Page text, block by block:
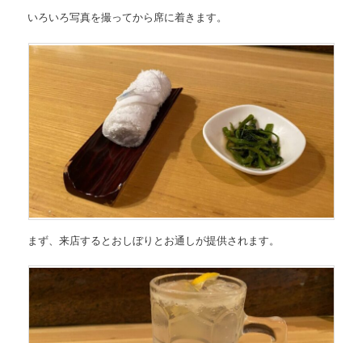
いろいろ写真を撮ってから席に着きます。
まず、来店するとおしぼりとお通しが提供されます。